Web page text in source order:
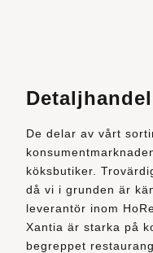
Detaljhandel
De delar av vårt
köksbutiker.
då vi i grunden är
leverantör inom
Xantia är starka på
begreppet